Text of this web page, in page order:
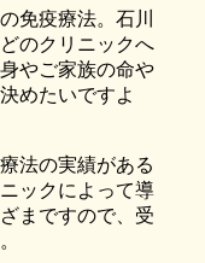
免疫療法。石川
のクリニックへ
やご家族の命や
めたいですよ
法の実績がある
ックによって導
まですので、受